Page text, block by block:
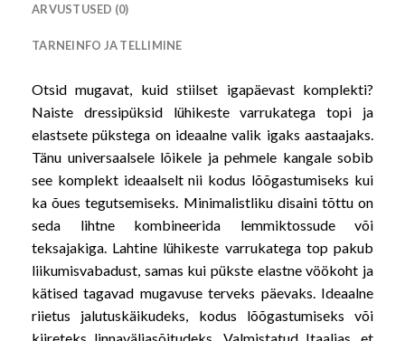
ARVUSTUSED (0)
TARNEINFO JA TELLIMINE
Otsid mugavat, kuid stiilset igapäevast komplekti?
Naiste dressipüksid lühikeste varrukatega topi ja
elastsete pükstega on ideaalne valik igaks aastaajaks.
Tänu universaalsele lõikele ja pehmele kangale sobib
see komplekt ideaalselt nii kodus lõõgastumiseks kui
ka õues tegutsemiseks. Minimalistliku disaini tõttu on
seda lihtne kombineerida lemmiktossude või
teksajakiga. Lahtine lühikeste varrukatega top pakub
liikumisvabadust, samas kui pükste elastne vöökoht ja
kätised tagavad mugavuse terveks päevaks. Ideaalne
riietus jalutuskäikudeks, kodus lõõgastumiseks või
kiireteks linnaväljasõitudeks. Valmistatud Itaalias, et